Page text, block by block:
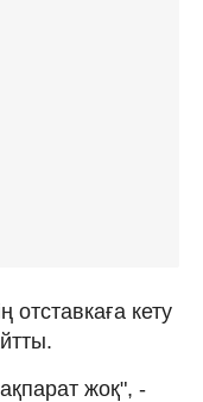
отставкаға кету
жоқ", -